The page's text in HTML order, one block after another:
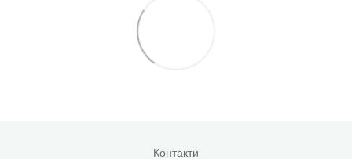
Контакти